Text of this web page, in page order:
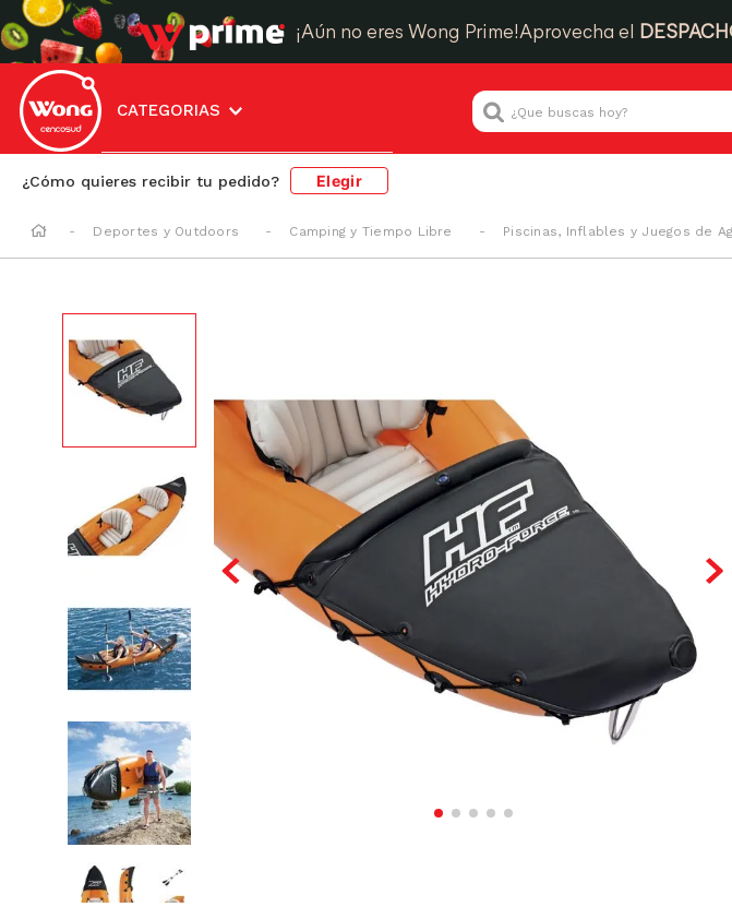
¡Aún no eres Wong Prime!Aprovecha el
CATEGORIAS
¿Que buscas hoy?
¿Cómo quieres recibir tu pedido? Elegir
Deportes y Outdoors Camping y Tiempo Libre Piscinas, Inflables y Juegos de